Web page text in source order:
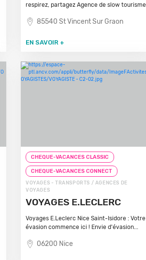
respirez, partagez Agence de slow
85540 St Vincent Sur Graon
EN SAVOIR +
CHEQUE-VACANCES CLASSIC
CHEQUE-VACANCES CONNECT
VOYAGES - TRANSPORTS / AGENCES DE
VOYAGES
VOYAGES E.LECLERC
Voyages E.Leclerc Nice Saint-Isidore : Votre
évasion commence ici ! Envie d'évasion...
06200 Nice